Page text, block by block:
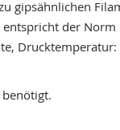
gipsähnlichen
der Norm
Drucktemperatur: